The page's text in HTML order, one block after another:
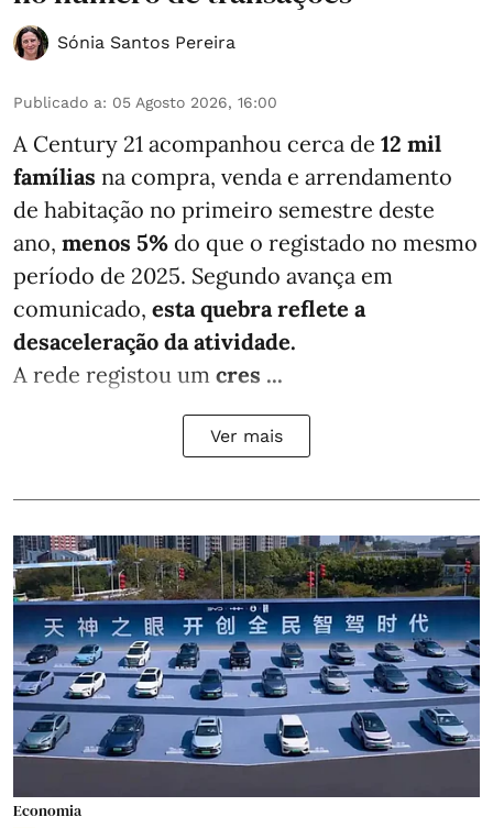
Sónia Santos Pereira
Publicado a: 05 Agosto 2026, 16:00
A Century 21 acompanhou cerca de 12 mil
famílias na compra, venda e arrendamento
de habitação no primeiro semestre deste
ano, menos 5% do que o registado no mesmo
período de 2025. Segundo avança em
comunicado, esta quebra reflete a
desaceleração da atividade.
A rede registou um cres ...
Ver mais
Economia